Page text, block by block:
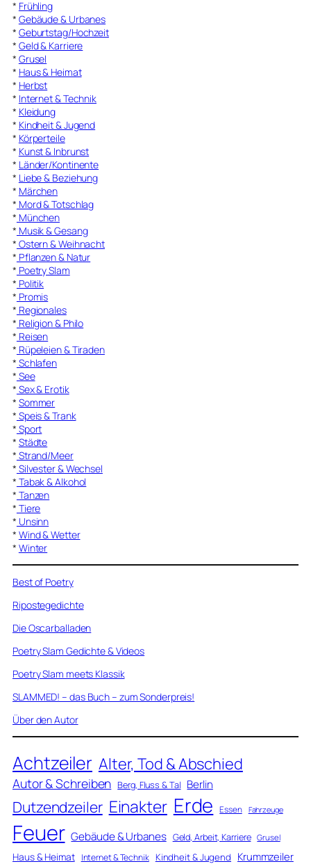
* Frühling
* Gebäude & Urbanes
* Geburtstag/Hochzeit
* Geld & Karriere
* Grusel
* Haus & Heimat
* Herbst
* Internet & Technik
* Kleidung
* Kindheit & Jugend
* Körperteile
* Kunst & Inbrunst
* Länder/Kontinente
* Liebe & Beziehung
* Märchen
* Mord & Totschlag
* München
* Musik & Gesang
* Ostern & Weihnacht
* Pflanzen & Natur
* Poetry Slam
* Politik
* Promis
* Regionales
* Religion & Philo
* Reisen
* Rüpeleien & Tiraden
* Schlafen
* See
* Sex & Erotik
* Sommer
* Speis & Trank
* Sport
* Städte
* Strand/Meer
* Silvester & Wechsel
* Tabak & Alkohol
* Tanzen
* Tiere
* Unsinn
* Wind & Wetter
* Winter
Best of Poetry
Ripostegedichte
Die Oscarballaden
Poetry Slam Gedichte & Videos
Poetry Slam meets Klassik
SLAMMED! – das Buch – zum Sonderpreis!
Über den Autor
Achtzeiler Alter, Tod & Abschied
Autor & Schreiben Berg, Fluss & Tal Berlin
Dutzendzeiler Einakter Erde Essen Fahrzeuge
Feuer Gebäude & Urbanes Geld, Arbeit, Karriere Grusel
Haus & Heimat Internet & Technik Kindheit & Jugend Krummzeiler